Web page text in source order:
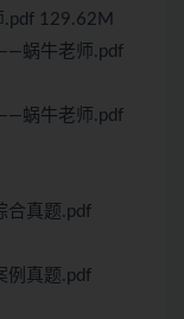
129.62M
蜗牛老师.pdf
蜗牛老师.pdf
合真题.pdf
例真题.pdf